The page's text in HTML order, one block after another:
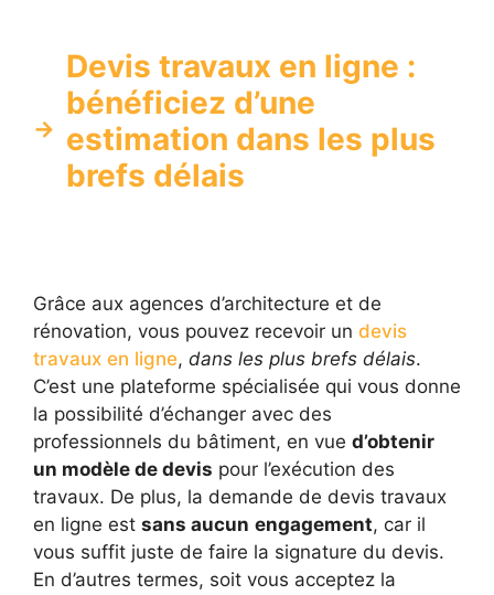
Devis travaux en ligne :
bénéficiez d’une
estimation dans les plus
brefs délais
Grâce aux agences d’architecture et de
rénovation, vous pouvez recevoir un devis
travaux en ligne, dans les plus brefs délais.
C’est une plateforme spécialisée qui vous donne
la possibilité d’échanger avec des
professionnels du bâtiment, en vue d’obtenir
un modèle de devis pour l’exécution des
travaux. De plus, la demande de devis travaux
en ligne est sans aucun engagement, car il
vous suffit juste de faire la signature du devis.
En d’autres termes, soit vous acceptez la